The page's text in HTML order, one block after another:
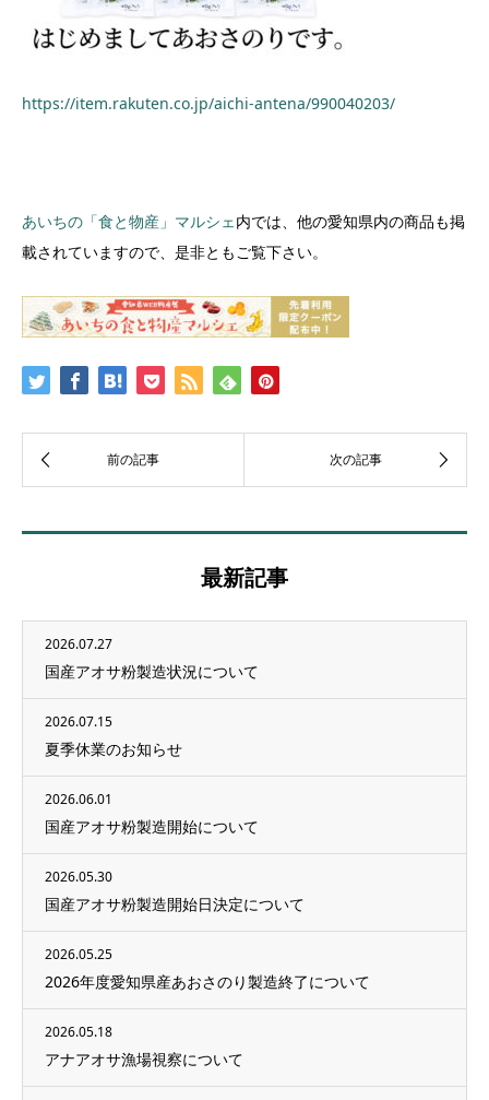
https://item.rakuten.co.jp/aichi-antena/990040203/
あいちの「食と物産」マルシェ内では、他の愛知県内の商品も掲
載されていますので、是非ともご覧下さい。
最新記事
2026.07.27
国産アオサ粉製造状況について
2026.07.15
夏季休業のお知らせ
2026.06.01
国産アオサ粉製造開始について
2026.05.30
国産アオサ粉製造開始日決定について
2026.05.25
2026年度愛知県産あおさのり製造終了について
2026.05.18
アナアオサ漁場視察について